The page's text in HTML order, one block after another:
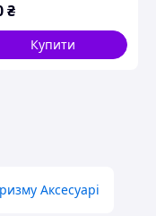
₴
Купити
Аксесуарі